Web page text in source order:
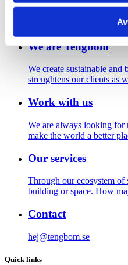
we look forward to
We are Tengbom
We create sustainable and
strenghtens our clients as
Work with us
We are always looking for
make the world a better
Our services
Through our ecosystem of
building or space. How
Contact
hej@tengbom.se
Quick links